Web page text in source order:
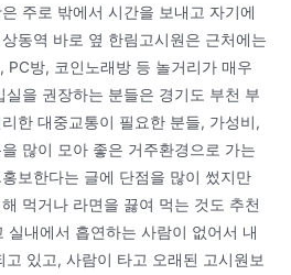
주로 밖에서 시간을 보내고 자기에
동역 바로 옆 한림고시원은 근처에는
PC방, 코인노래방 등 놀거리가 매우
을 권장하는 분들은 경기도 부천 부
한 대중교통이 필요한 분들, 가성비,
많이 모아 좋은 거주환경으로 가는
보한다는 글에 단점을 많이 썼지만
먹거나 라면을 끓여 먹는 것도 추천
실내에서 흡연하는 사람이 없어서 내
있고, 사람이 타고 오래된 고시원보